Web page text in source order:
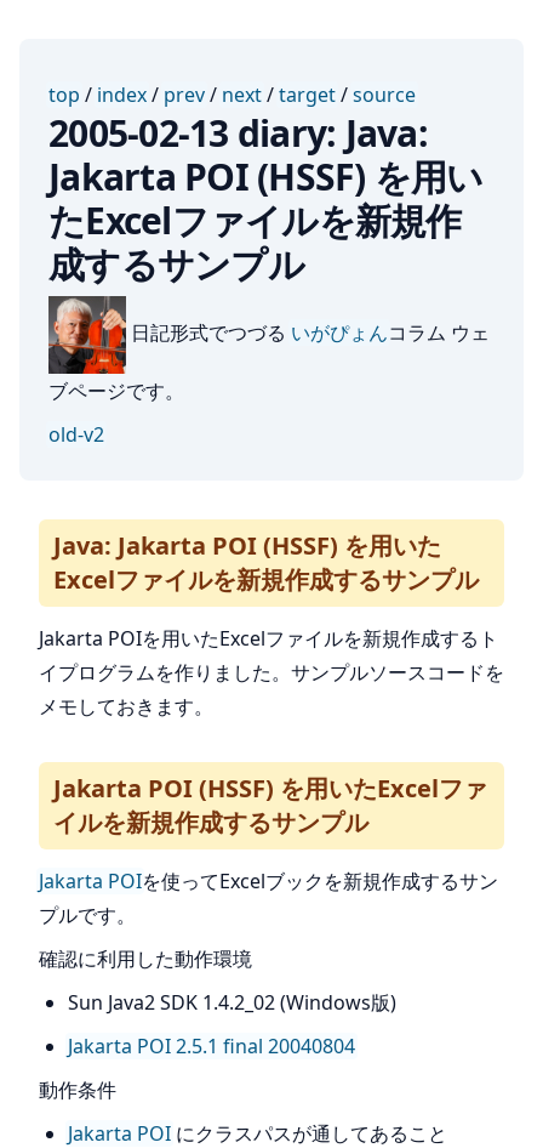
top / index/ prev/ next/target/source
2005-02-13 diary: Java:
Jakarta POI (HSSF) を用い
たExcelファイルを新規作
成するサンプル
日記形式でつづる いがぴょんコラム ウェ
ブページです。
old-v2
Java: Jakarta POI (HSSF) を用いた
Excelファイルを新規作成するサンプル
Jakarta POIを用いたExcelファイルを新規作成するト
イプログラムを作りました。サンプルソースコードを
メモしておきます。
Jakarta POI (HSSF) を用いたExcelファ
イルを新規作成するサンプル
Jakarta POIを使ってExcelブックを新規作成するサン
プルです。
確認に利用した動作環境
Sun Java2 SDK 1.4.2_02 (Windows版)
Jakarta POI 2.5.1 final 20040804
動作条件
Jakarta POI にクラスパスが通してあること